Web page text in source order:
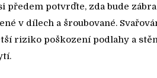
předem potvrďte, zda bude
v dílech a šroubované.
riziko poškození podlahy a